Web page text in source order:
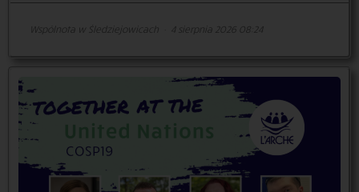
Wspólnota w Śledziejowicach 4 sierpnia 2026 08:24